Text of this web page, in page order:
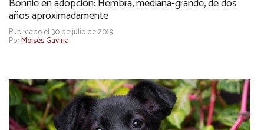
años aproximadamente
Publicado el 30 de julio de 2019
PorMoisés Gaviria